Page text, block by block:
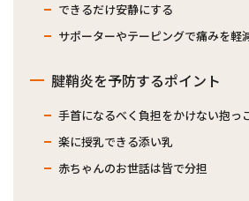
できるだけ安静にする
サポーターやテーピングで痛みを軽
腱鞘炎を予防するポイント
手首になるべく負担をかけない抱っ
楽に授乳できる添い乳
赤ちゃんのお世話は皆で分担